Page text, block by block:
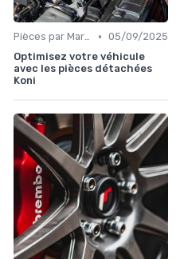
Pièces par Marque de Voiture • 05/09/2025
Optimisez votre véhicule
avec les pièces détachées
Koni